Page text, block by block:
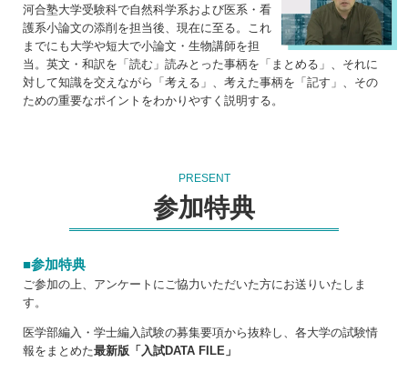
河合塾大学受験科で自然科学系および医系・看
護系小論文の添削を担当後、現在に至る。これ
までにも大学や短大で小論文・生物講師を担
当。英文・和訳を「読む」読みとった事柄を「まとめる」、それに
対して知識を交えながら「考える」、考えた事柄を「記す」、その
ための重要なポイントをわかりやすく説明する。
PRESENT
参加特典
■参加特典
ご参加の上、アンケートにご協力いただいた方にお送りいたしま
す。
医学部編入・学士編入試験の募集要項から抜粋し、各大学の試験情
報をまとめた最新版「入試DATA FILE」